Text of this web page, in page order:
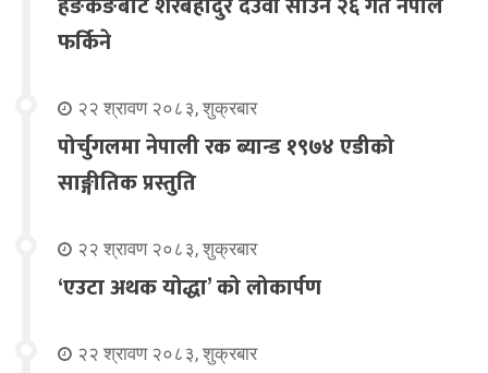
फर्किने
२२ श्रावण २०८३, शुक्रबार
पोर्चुगलमा नेपाली रक ब्यान्ड १९७४ एडीको
साङ्गीतिक प्रस्तुति
२२ श्रावण २०८३, शुक्रबार
‘एउटा अथक योद्धा’ को लोकार्पण
२२ श्रावण २०८३, शुक्रबार